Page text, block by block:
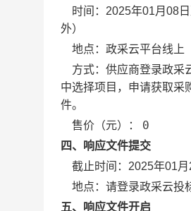
时间： 2025年01月08日
外）
地点： 政采云平台线上
方式： 供应商登录政采
中选择项目，申请获取采
件。
售价（元）： 0
四、响应文件提交
截止时间： 2025年01
地点： 请登录政采云投
五、响应文件开启